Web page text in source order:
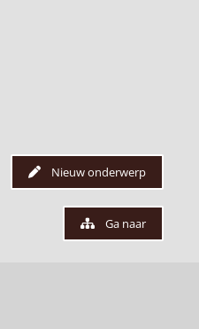
Nieuw onderwerp
Ga naar